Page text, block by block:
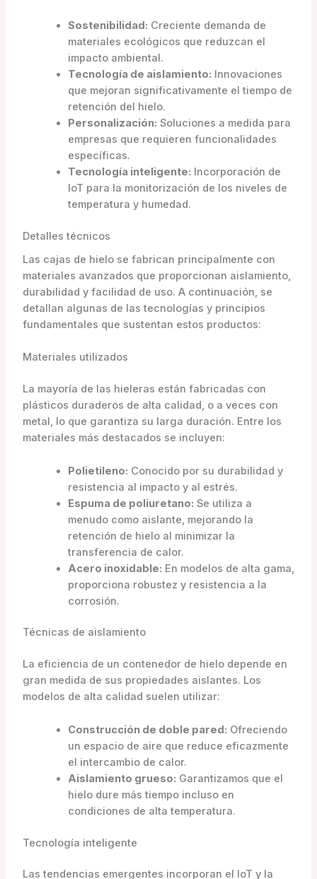
Sostenibilidad: Creciente demanda de
materiales ecológicos que reduzcan el
impacto ambiental.
Tecnología de aislamiento: Innovaciones
que mejoran significativamente el tiempo de
retención del hielo.
Personalización: Soluciones a medida para
empresas que requieren funcionalidades
específicas.
Tecnología inteligente: Incorporación de
IoT para la monitorización de los niveles de
temperatura y humedad.
Detalles técnicos
Las cajas de hielo se fabrican principalmente con
materiales avanzados que proporcionan aislamiento,
durabilidad y facilidad de uso. A continuación, se
detallan algunas de las tecnologías y principios
fundamentales que sustentan estos productos:
Materiales utilizados
La mayoría de las hieleras están fabricadas con
plásticos duraderos de alta calidad, o a veces con
metal, lo que garantiza su larga duración. Entre los
materiales más destacados se incluyen:
Polietileno: Conocido por su durabilidad y
resistencia al impacto y al estrés.
Espuma de poliuretano: Se utiliza a
menudo como aislante, mejorando la
retención de hielo al minimizar la
transferencia de calor.
Acero inoxidable: En modelos de alta gama,
proporciona robustez y resistencia a la
corrosión.
Técnicas de aislamiento
La eficiencia de un contenedor de hielo depende en
gran medida de sus propiedades aislantes. Los
modelos de alta calidad suelen utilizar:
Construcción de doble pared: Ofreciendo
un espacio de aire que reduce eficazmente
el intercambio de calor.
Aislamiento grueso: Garantizamos que el
hielo dure más tiempo incluso en
condiciones de alta temperatura.
Tecnología inteligente
Las tendencias emergentes incorporan el IoT y la